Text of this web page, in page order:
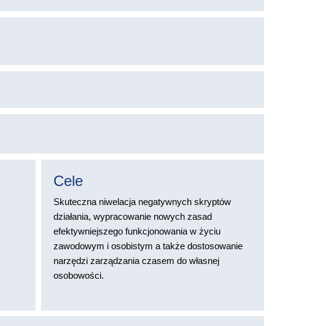
Cele
Skuteczna niwelacja negatywnych skryptów
działania, wypracowanie nowych zasad
efektywniejszego funkcjonowania w życiu
zawodowym i osobistym a także dostosowanie
narzędzi zarządzania czasem do własnej
osobowości.